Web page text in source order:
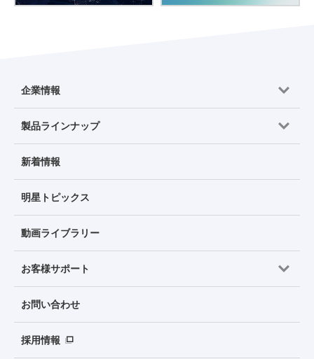
企業情報
製品ラインナップ
新着情報
明星トピックス
動画ライブラリー
お客様サポート
お問い合わせ
採用情報